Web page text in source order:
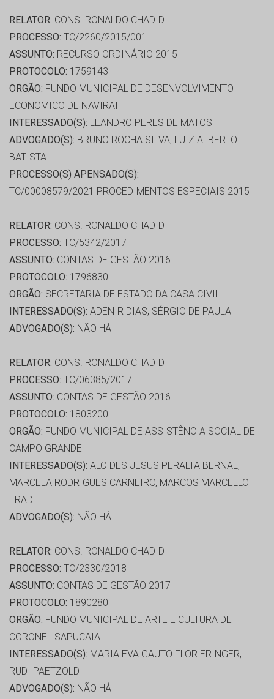
RELATOR: CONS. RONALDO CHADID
PROCESSO: TC/2260/2015/001
ASSUNTO: RECURSO ORDINÁRIO 2015
PROTOCOLO: 1759143
ORGÃO: FUNDO MUNICIPAL DE DESENVOLVIMENTO
ECONOMICO DE NAVIRAI
INTERESSADO(S): LEANDRO PERES DE MATOS
ADVOGADO(S): BRUNO ROCHA SILVA, LUIZ ALBERTO
BATISTA
PROCESSO(S) APENSADO(S):
TC/00008579/2021 PROCEDIMENTOS ESPECIAIS 2015
RELATOR: CONS. RONALDO CHADID
PROCESSO: TC/5342/2017
ASSUNTO: CONTAS DE GESTÃO 2016
PROTOCOLO: 1796830
ORGÃO: SECRETARIA DE ESTADO DA CASA CIVIL
INTERESSADO(S): ADENIR DIAS, SÉRGIO DE PAULA
ADVOGADO(S): NÃO HÁ
RELATOR: CONS. RONALDO CHADID
PROCESSO: TC/06385/2017
ASSUNTO: CONTAS DE GESTÃO 2016
PROTOCOLO: 1803200
ORGÃO: FUNDO MUNICIPAL DE ASSISTÊNCIA SOCIAL DE
CAMPO GRANDE
INTERESSADO(S): ALCIDES JESUS PERALTA BERNAL,
MARCELA RODRIGUES CARNEIRO, MARCOS MARCELLO
TRAD
ADVOGADO(S): NÃO HÁ
RELATOR: CONS. RONALDO CHADID
PROCESSO: TC/2330/2018
ASSUNTO: CONTAS DE GESTÃO 2017
PROTOCOLO: 1890280
ORGÃO: FUNDO MUNICIPAL DE ARTE E CULTURA DE
CORONEL SAPUCAIA
INTERESSADO(S): MARIA EVA GAUTO FLOR ERINGER,
RUDI PAETZOLD
ADVOGADO(S): NÃO HÁ